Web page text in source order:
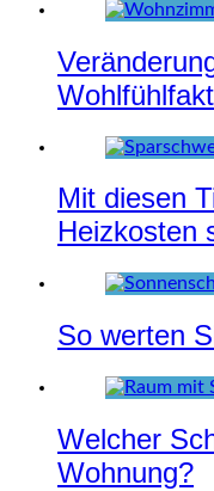
Mit diesen
Heizkosten
So werten
Welcher
Wohnung?